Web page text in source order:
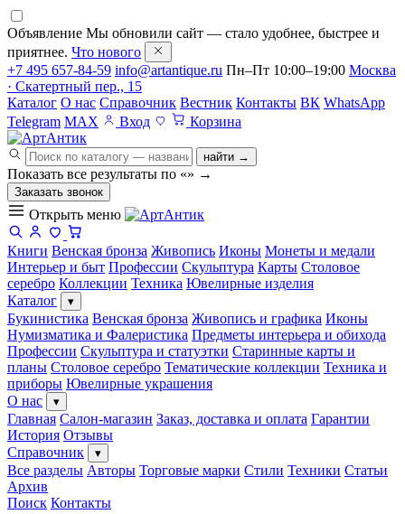
Объявление Мы обновили сайт — стало удобнее, быстрее и
приятнее. Что нового
+7 495 657-84-59 info@artantique.ru Пн–Пт 10:00–19:00 Москва
· Скатертный пер., 15
Каталог О нас Справочник Вестник Контакты ВК WhatsApp
Telegram MAX Вход Корзина
найти →
Показать все результаты по «» →
Заказать звонок
Открыть меню
Книги Венская бронза Живопись Иконы Монеты и медали
Интерьер и быт Профессии Скульптура Карты Столовое
серебро Коллекции Техника Ювелирные изделия
Каталог
▾
Букинистика Венская бронза Живопись и графика Иконы
Нумизматика и Фалеристика Предметы интерьера и обихода
Профессии Скульптура и статуэтки Старинные карты и
планы Столовое серебро Тематические коллекции Техника и
приборы Ювелирные украшения
О нас
▾
Главная Салон-магазин Заказ, доставка и оплата Гарантии
История Отзывы
Справочник
▾
Все разделы Авторы Торговые марки Стили Техники Статьи
Архив
Поиск Контакты